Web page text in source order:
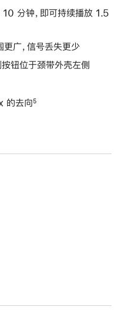
分钟，即可持续播放 1.5
广，信号丢失更少
钮位于颈带外壳左侧
的去向 5